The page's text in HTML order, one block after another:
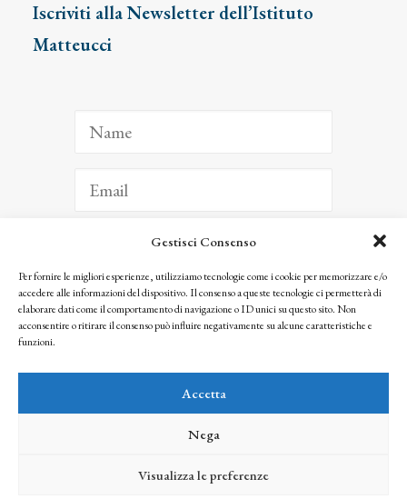
Gestisci Consenso
Per fornire le migliori esperienze, utilizziamo tecnologie come i cookie per memorizzare e/o
accedere alle informazioni del dispositivo. Il consenso a queste tecnologie ci permetterà di
elaborare dati come il comportamento di navigazione o ID unici su questo sito. Non
acconsentire o ritirare il consenso può influire negativamente su alcune caratteristiche e
funzioni.
Accetta
Nega
Visualizza le preferenze
Iscriviti alla Newsletter dell’Istituto
Matteucci
ISCRIVITI
Facendo clic per iscriverti, riconosci che le tue informazioni saranno trattate
seguendo la nostra Privacy Policy
© 2025 Istituto Matteucci. All right reserved
l’autorizzazione scritta dei proprietari dei diritti e dell’Istituto Matteucci
credits